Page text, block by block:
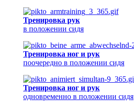
Тренировка рук
в положении сидя
Тренировка ног и рук
поочередно в положении сидя
Тренировка ног и рук
одновременно в положении сидя